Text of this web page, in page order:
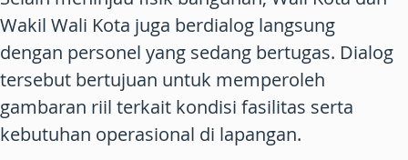
Wakil Wali Kota juga berdialog langsung
dengan personel yang sedang bertugas. Dialog
tersebut bertujuan untuk memperoleh
gambaran riil terkait kondisi fasilitas serta
kebutuhan operasional di lapangan.